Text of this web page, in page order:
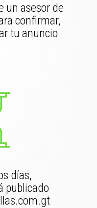
un asesor de
confirmar,
tu anuncio
días,
publicado